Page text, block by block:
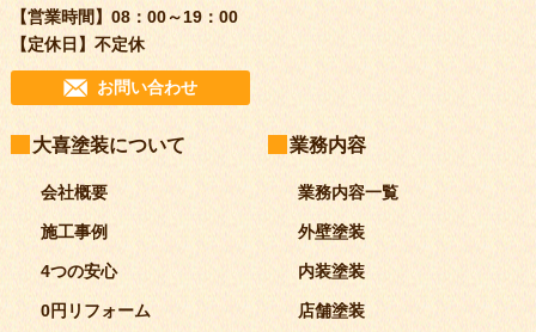
【営業時間】 08：00～19：00
【定休日】 不定休
お問い合わせ
大喜塗装について
会社概要
施工事例
4つの安心
0円リフォーム
業務内容
業務内容一覧
外壁塗装
内装塗装
店舗塗装